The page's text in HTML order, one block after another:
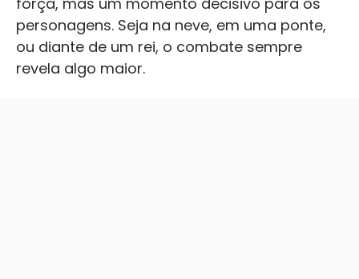
personagens. Seja na neve, em uma ponte,
ou diante de um rei, o combate sempre
revela algo maior.